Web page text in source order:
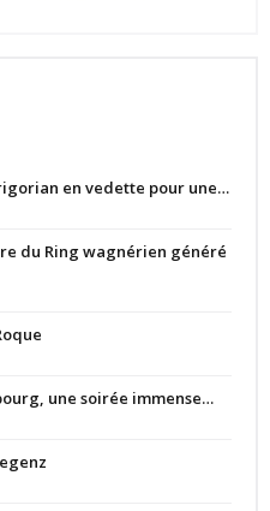
en vedette pour une…
du Ring wagnérien généré
une soirée immense…